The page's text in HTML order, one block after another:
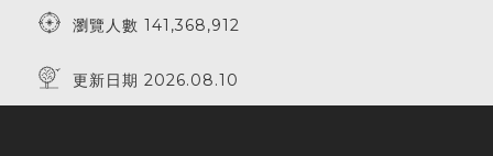
瀏覽人數 141,368,912
更新日期 2026.08.10